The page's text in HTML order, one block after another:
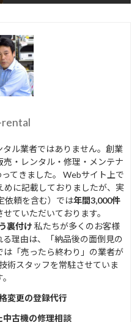
rental
ル業者ではありません。創業
・レンタル・修理・メンテナ
てきました。 Webサイト上で
めに記載しておりましたが、実
依頼を含む）では年間3,000件
ていただいております。
裏付け 私たちが多くのお客様
る理由は、「納品後の面倒見の
は「売ったら終わり」の業者が
術スタッフを常駐させていま
変更の登録代行
古機の修理相談